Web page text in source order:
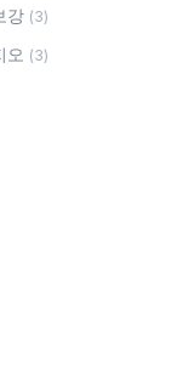
강 (3)
오 (3)